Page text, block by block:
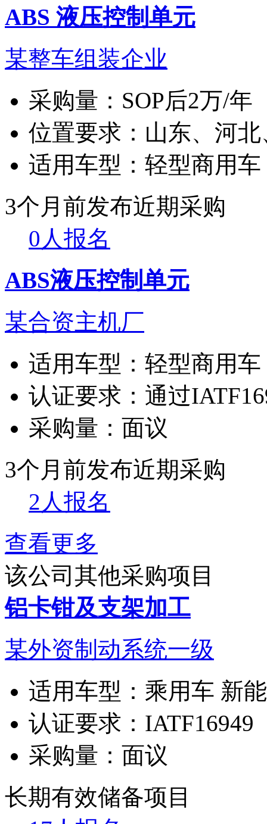
ABS 液压控制单元
某整车组装企业
采购量： SOP后2万/年
位置要求： 山东、河
适用车型： 轻型商用车
3个月前发布近期采购
0人报名
ABS液压控制单元
某合资主机厂
适用车型： 轻型商用车
认证要求： 通过
采购量： 面议
3个月前发布近期采购
2人报名
查看更多
该公司其他采购项目
铝卡钳及支架加工
某外资制动系统一级
适用车型： 乘用车 新
认证要求： IATF16949
采购量： 面议
长期有效储备项目